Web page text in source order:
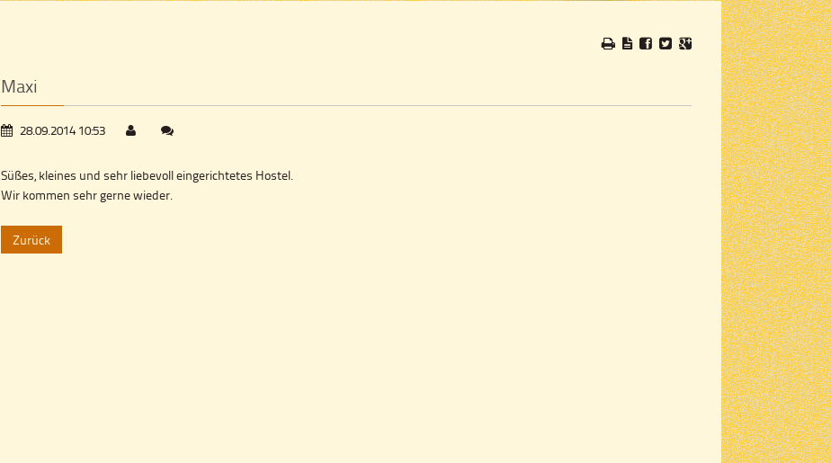
Maxi
28.09.2014 10:53
Süßes, kleines und sehr liebevoll eingerichtetes Hostel.
Wir kommen sehr gerne wieder.
Zurück